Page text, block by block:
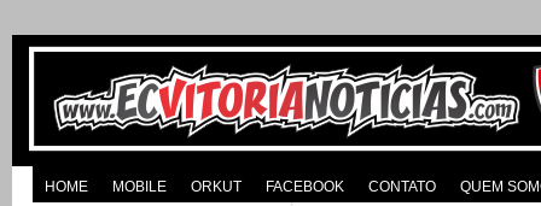
HOME MOBILE ORKUT FACEBOOK CONTATO QUEM